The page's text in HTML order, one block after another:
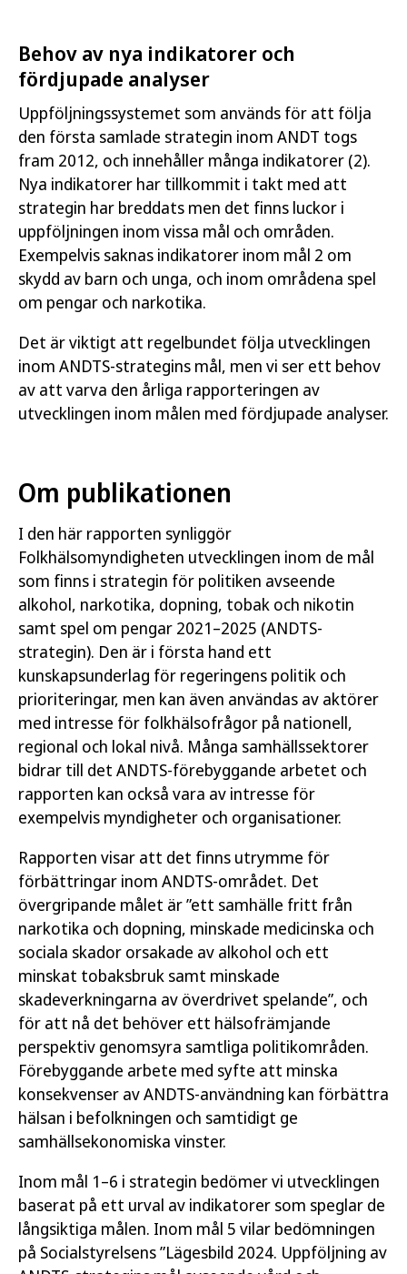
Behov av nya indikatorer och
fördjupade analyser
Uppföljningssystemet som används för att följa
den första samlade strategin inom ANDT togs
fram 2012, och innehåller många indikatorer (2).
Nya indikatorer har tillkommit i takt med att
strategin har breddats men det finns luckor i
uppföljningen inom vissa mål och områden.
Exempelvis saknas indikatorer inom mål 2 om
skydd av barn och unga, och inom områdena spel
om pengar och narkotika.
Det är viktigt att regelbundet följa utvecklingen
inom ANDTS-strategins mål, men vi ser ett behov
av att varva den årliga rapporteringen av
utvecklingen inom målen med fördjupade analyser.
Om publikationen
I den här rapporten synliggör
Folkhälsomyndigheten utvecklingen inom de mål
som finns i strategin för politiken avseende
alkohol, narkotika, dopning, tobak och nikotin
samt spel om pengar 2021–2025 (ANDTS-
strategin). Den är i första hand ett
kunskapsunderlag för regeringens politik och
prioriteringar, men kan även användas av aktörer
med intresse för folkhälsofrågor på nationell,
regional och lokal nivå. Många samhällssektorer
bidrar till det ANDTS-förebyggande arbetet och
rapporten kan också vara av intresse för
exempelvis myndigheter och organisationer.
Rapporten visar att det finns utrymme för
förbättringar inom ANDTS-området. Det
övergripande målet är ”ett samhälle fritt från
narkotika och dopning, minskade medicinska och
sociala skador orsakade av alkohol och ett
minskat tobaksbruk samt minskade
skadeverkningarna av överdrivet spelande”, och
för att nå det behöver ett hälsofrämjande
perspektiv genomsyra samtliga politikområden.
Förebyggande arbete med syfte att minska
konsekvenser av ANDTS-användning kan förbättra
hälsan i befolkningen och samtidigt ge
samhällsekonomiska vinster.
Inom mål 1–6 i strategin bedömer vi utvecklingen
baserat på ett urval av indikatorer som speglar de
långsiktiga målen. Inom mål 5 vilar bedömningen
på Socialstyrelsens ”Lägesbild 2024. Uppföljning av